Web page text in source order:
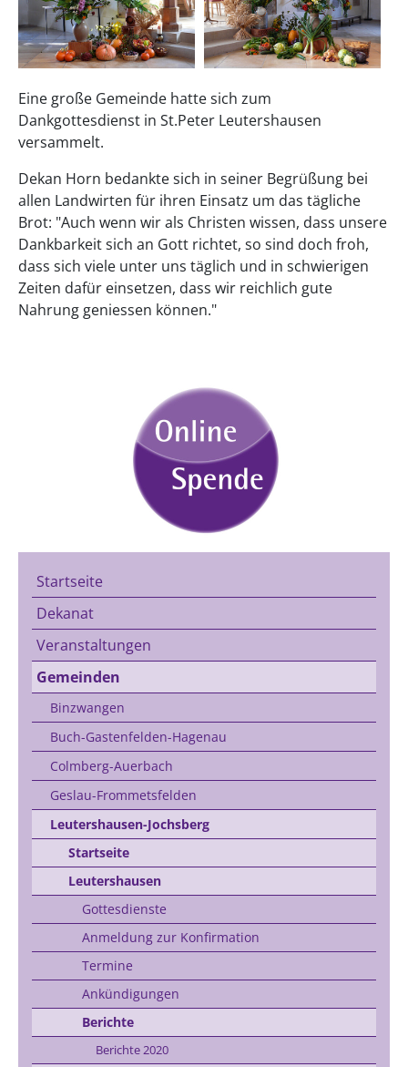
Eine große Gemeinde hatte sich zum
Dankgottesdienst in St.Peter Leutershausen
versammelt.
Dekan Horn bedankte sich in seiner Begrüßung bei
allen Landwirten für ihren Einsatz um das tägliche
Brot: "Auch wenn wir als Christen wissen, dass unsere
Dankbarkeit sich an Gott richtet, so sind doch froh,
dass sich viele unter uns täglich und in schwierigen
Zeiten dafür einsetzen, dass wir reichlich gute
Nahrung geniessen können."
Startseite
Dekanat
Veranstaltungen
Gemeinden
Binzwangen
Buch-Gastenfelden-Hagenau
Colmberg-Auerbach
Geslau-Frommetsfelden
Leutershausen-Jochsberg
Startseite
Leutershausen
Gottesdienste
Anmeldung zur Konfirmation
Termine
Ankündigungen
Berichte
Berichte 2020